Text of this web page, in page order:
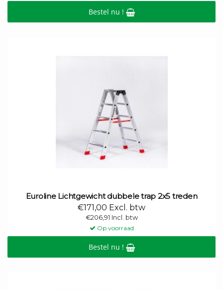
Bestel nu !
Euroline Lichtgewicht dubbele trap 2x5 treden
€171,00 Excl. btw
€206,91 Incl. btw
Op voorraad
Bestel nu !